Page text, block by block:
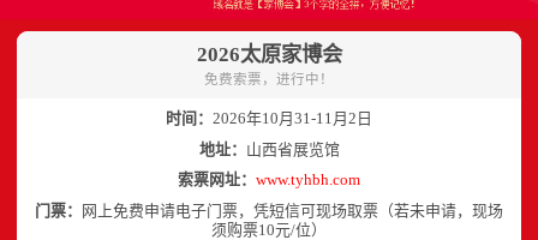
2026太原家博会
免费索票，进行中！
时间： 2026年10月31-11月2日
地址： 山西省展览馆
索票网址： www.tyhbh.com
门票：
网上免费申请电子门票，凭短信可现场取票（若未申请，现场
须购票10元/位）